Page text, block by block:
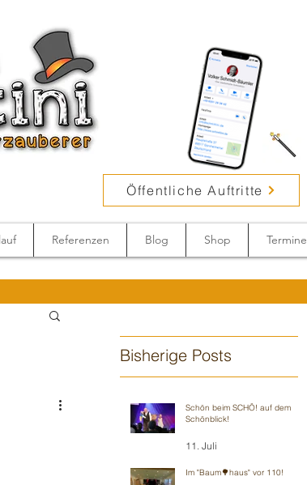
Öffentliche Auftritte
Referenzen Blog Shop Termine
Bisherige Posts
Schön beim SCHÖ! auf dem
Schönblick!
11. Juli
Im "Baum🌳haus" vor 110!